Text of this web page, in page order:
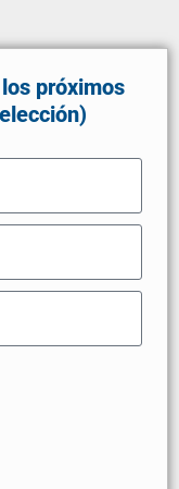
próximos